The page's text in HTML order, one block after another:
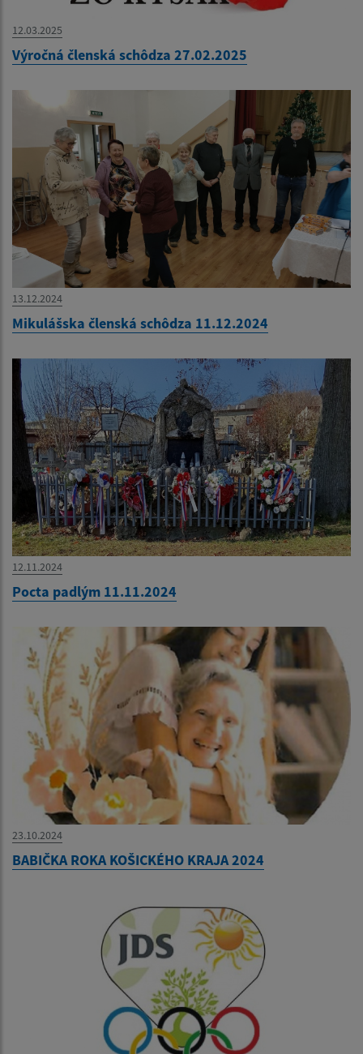
12.03.2025
Výročná členská schôdza 27.02.2025
13.12.2024
Mikulášska členská schôdza 11.12.2024
12.11.2024
Pocta padlým 11.11.2024
23.10.2024
BABIČKA ROKA KOŠICKÉHO KRAJA 2024